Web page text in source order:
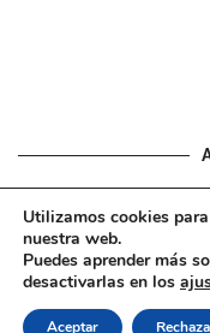
Aviso legal
Utilizamos cookies
nuestra web.
Puedes aprender más
desactivarlas en los
Aceptar